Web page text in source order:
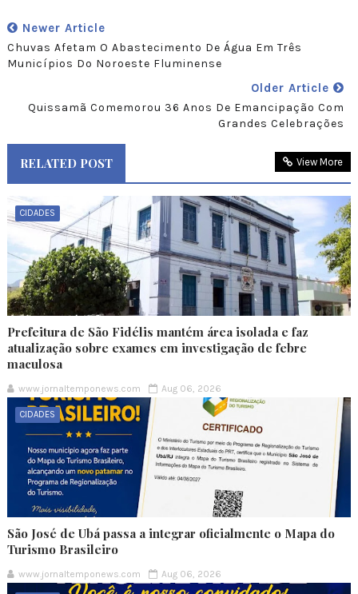
Newer Article
Chuvas Afetam O Abastecimento De Água Em Três
Municípios Do Noroeste Fluminense
Older Article
Quissamã Comemorou 36 Anos De Emancipação Com
Grandes Celebrações
RELATED POST View More
CIDADES
Prefeitura de São Fidélis mantém área isolada e faz
atualização sobre exames em investigação de febre
maculosa
www.jornaltemponews.com Aug 06, 2026
CIDADES
São José de Ubá passa a integrar oficialmente o Mapa do
Turismo Brasileiro
www.jornaltemponews.com Aug 06, 2026